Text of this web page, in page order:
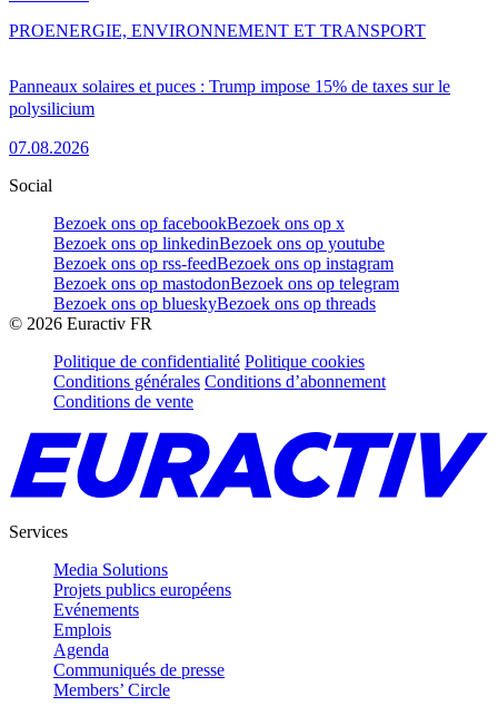
Panneaux solaires et puces : Trump impose 15% de taxes sur le
polysilicium
07.08.2026
PROENERGIE, ENVIRONNEMENT ET TRANSPORT
Social
Bezoek ons op facebookBezoek ons op x
Bezoek ons op linkedinBezoek ons op youtube
Bezoek ons op rss-feedBezoek ons op instagram
Bezoek ons op mastodonBezoek ons op telegram
Bezoek ons op blueskyBezoek ons op threads
© 2026 Euractiv FR
Politique de confidentialité Politique cookies
Conditions générales Conditions d’abonnement
Conditions de vente
Services
Media Solutions
Projets publics européens
Evénements
Emplois
Agenda
Communiqués de presse
Members’ Circle